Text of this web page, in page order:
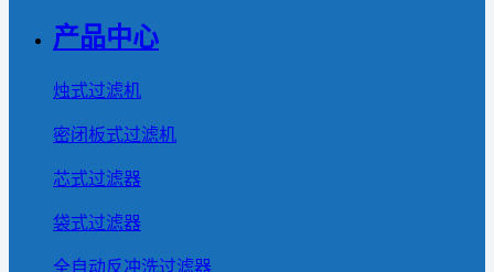
产品中心
烛式过滤机
密闭板式过滤机
芯式过滤器
袋式过滤器
全自动反冲洗过滤器